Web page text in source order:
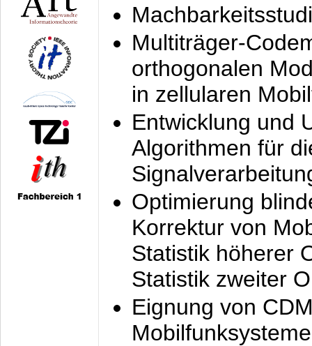
Multiträger-
orthogonalen
in zellularen
Entwicklung und
Algorithmen für
Optimierung
Korrektur von
Statistik höherer
Statistik zweiter
Eignung von
Mobilfunksysteme